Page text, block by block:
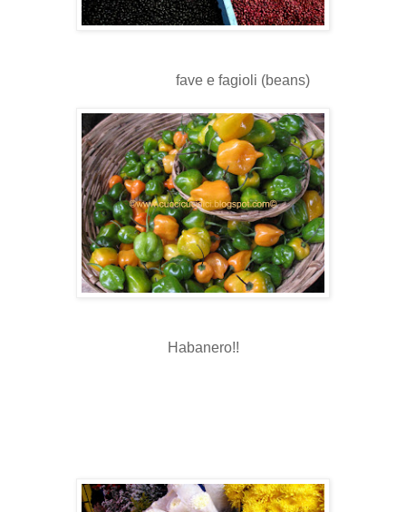
fave e fagioli (beans)
Habanero!!